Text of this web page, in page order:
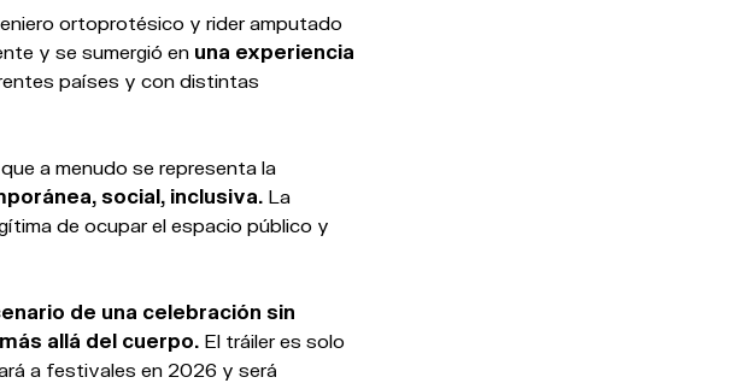
ortoprotésico y rider amputado
y se sumergió en una experiencia
países y con distintas
a menudo se representa la
social, inclusiva. La
de ocupar el espacio público y
de una celebración sin
allá del cuerpo. El tráiler es solo
a festivales en 2026 y será